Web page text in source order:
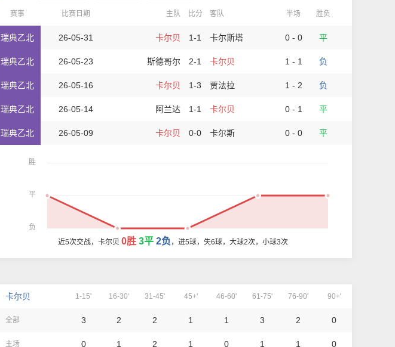
赛事 比赛日期 主队 比分 客队 半场 胜负
瑞典乙北 26-05-31 卡尔贝 1-1 卡尔斯塔 0 - 0 平
瑞典乙北 26-05-23 斯德哥尔 2-1 卡尔贝 1 - 1 负
瑞典乙北 26-05-16 卡尔贝 1-3 贾法拉 1 - 2 负
瑞典乙北 26-05-14 阿兰达 1-1 卡尔贝 0 - 1 平
瑞典乙北 26-05-09 卡尔贝 0-0 卡尔斯 0 - 0 平
胜
平
负
近5次交战，卡尔贝 0胜 3平 2负 ，进5球，失6球，大球2次，小球3次
卡尔贝 1-15' 16-30' 31-45' 45+' 46-60' 61-75' 76-90' 90+'
全部 3 2 2 1 1 3 2 0
主场 0 1 2 1 0 1 1 0